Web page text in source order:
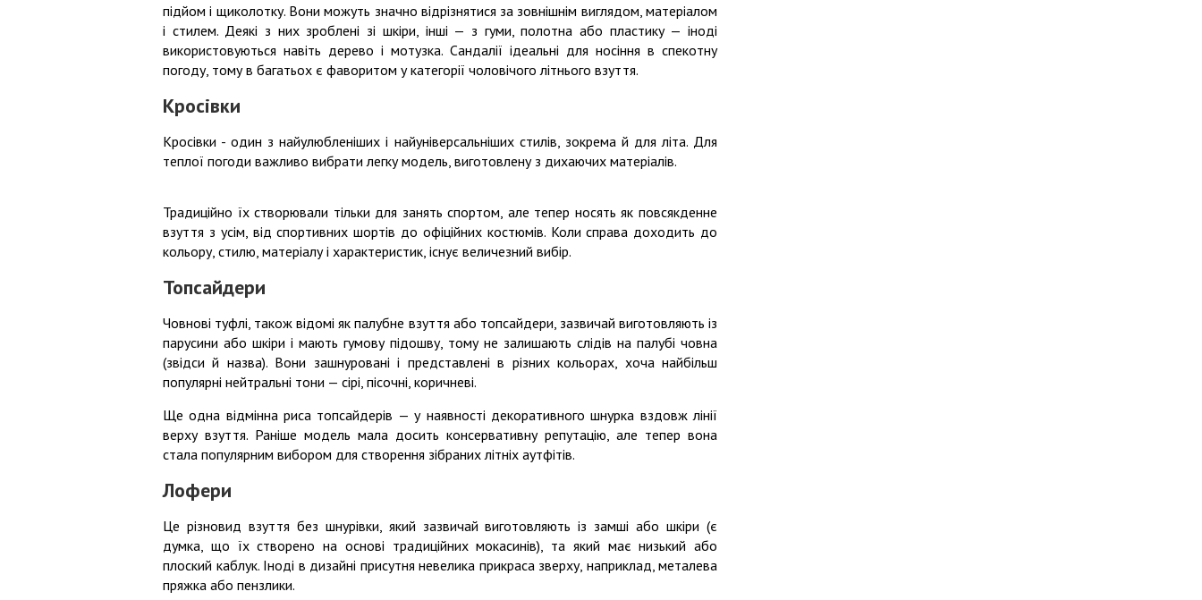
підйом і щиколотку. Вони можуть значно відрізнятися за зовнішнім виглядом, матеріалом
і стилем. Деякі з них зроблені зі шкіри, інші — з гуми, полотна або пластику — іноді
використовуються навіть дерево і мотузка. Сандалії ідеальні для носіння в спекотну
погоду, тому в багатьох є фаворитом у категорії чоловічого літнього взуття.
Кросівки
Кросівки - один з найулюбленіших і найуніверсальніших стилів, зокрема й для літа. Для
теплої погоди важливо вибрати легку модель, виготовлену з дихаючих матеріалів.
Традиційно їх створювали тільки для занять спортом, але тепер носять як повсякденне
взуття з усім, від спортивних шортів до офіційних костюмів. Коли справа доходить до
кольору, стилю, матеріалу і характеристик, існує величезний вибір.
Топсайдери
Човнові туфлі, також відомі як палубне взуття або топсайдери, зазвичай виготовляють із
парусини або шкіри і мають гумову підошву, тому не залишають слідів на палубі човна
(звідси й назва). Вони зашнуровані і представлені в різних кольорах, хоча найбільш
популярні нейтральні тони — сірі, пісочні, коричневі.
Ще одна відмінна риса топсайдерів — у наявності декоративного шнурка вздовж лінії
верху взуття. Раніше модель мала досить консервативну репутацію, але тепер вона
стала популярним вибором для створення зібраних літніх аутфітів.
Лофери
Це різновид взуття без шнурівки, який зазвичай виготовляють із замші або шкіри (є
думка, що їх створено на основі традиційних мокасинів), та який має низький або
плоский каблук. Іноді в дизайні присутня невелика прикраса зверху, наприклад, металева
пряжка або пензлики.